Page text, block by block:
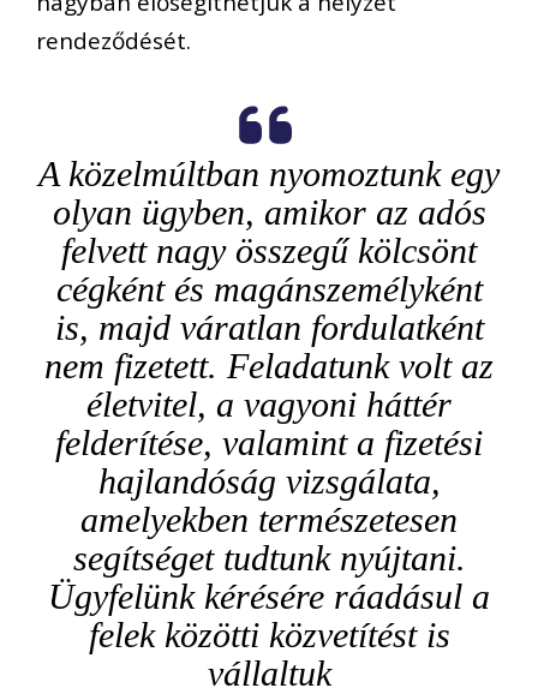
rendeződését.
A közelmúltban nyomoztunk egy
olyan ügyben, amikor az adós
felvett nagy összegű kölcsönt
cégként és magánszemélyként
is, majd váratlan fordulatként
nem fizetett. Feladatunk volt az
életvitel, a vagyoni háttér
felderítése, valamint a fizetési
hajlandóság vizsgálata,
amelyekben természetesen
segítséget tudtunk nyújtani.
Ügyfelünk kérésére ráadásul a
felek közötti közvetítést is
vállaltuk